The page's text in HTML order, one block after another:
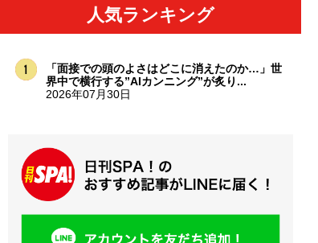
人気ランキング
「面接での頭のよさはどこに消えたのか…」世
界中で横行する”AIカンニング”が炙り...
2026年07月30日